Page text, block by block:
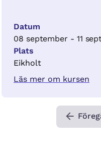
Datum
08 september - 11
Plats
Eikholt
Läs mer om kursen